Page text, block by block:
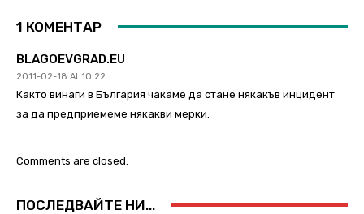
1 КОМЕНТАР
BLAGOEVGRAD.EU
2011-02-18 At 10:22
Както винаги в България чакаме да стане някакъв инцидент
за да предприемеме някакви мерки.
Comments are closed.
ПОСЛЕДВАЙТЕ НИ...